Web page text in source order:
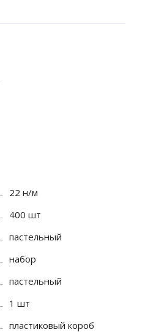
22 н/м
400 шт
пастельный
набор
пастельный
1 шт
пластиковый короб